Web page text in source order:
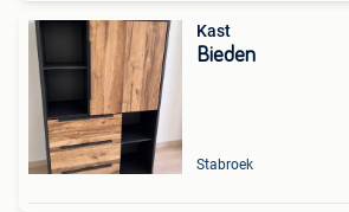
Kast
Bieden
Stabroek